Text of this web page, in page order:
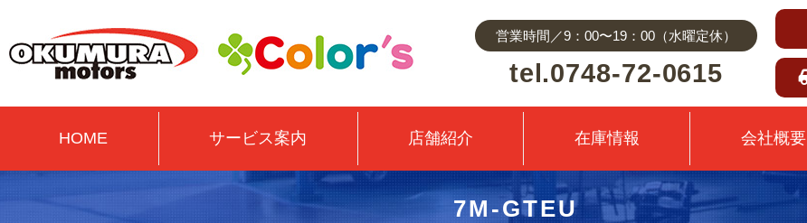
営業時間／9：00〜19：00（水曜定休）
tel.0748-72-0615
HOME サービス案内 店舗紹介 在庫情報 会社概要
7M-GTEU